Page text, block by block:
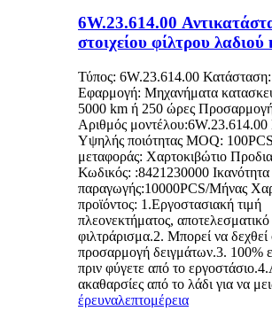
6W.23.614.00
στοιχείου φίλτρου λαδιού
Τύπος: 6W.23.614.00
Εφαρμογή: Μηχανήματα
5000 km ή 250 ώρες
Αριθμός μοντέλου:6W.23.614.00
Υψηλής ποιότητας MOQ:
μεταφοράς: Χαρτοκιβώτιο
Κωδικός: :8421230000 Ικανότητα
παραγωγής:10000PCS/Μήνας
προϊόντος: 1.Εργοστασιακή τιμή
πλεονεκτήματος, αποτελεσματικό
φιλτράρισμα.2. Μπορεί να δεχθεί
προσαρμογή δειγμάτων.3. 100%
πριν φύγετε από το
ακαθαρσίες από το λάδι για να
έρευναλεπτομέρεια